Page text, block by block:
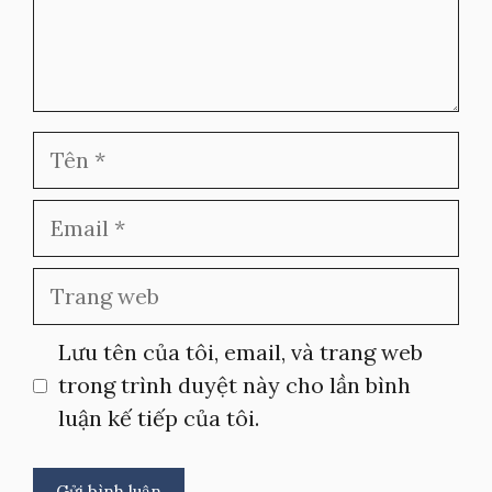
Tên
Email
Trang
Lưu tên của tôi, email, và trang web
trong trình duyệt này cho lần bình
luận kế tiếp của tôi.